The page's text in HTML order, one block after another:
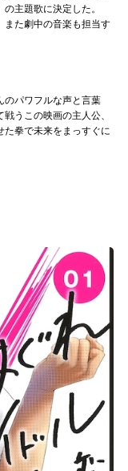
主題歌に決定した。
また劇中の音楽も担当す
のパワフルな声と言葉
うこの映画の主人公、
た拳で未来をまっすぐに